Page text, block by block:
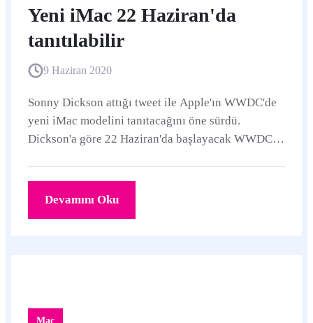
Yeni iMac 22 Haziran'da
tanıtılabilir
9 Haziran 2020
Sonny Dickson attığı tweet ile Apple'ın WWDC'de
yeni iMac modelini tanıtacağını öne sürdü.
Dickson'a göre 22 Haziran'da başlayacak WWDC
Devamını Oku
Mac